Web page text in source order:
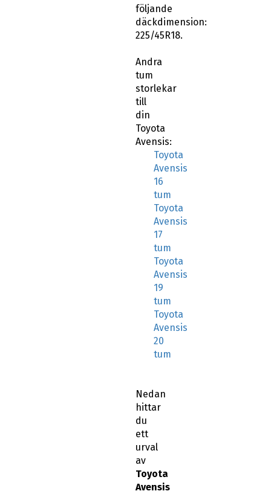
följande
däckdimension:
225/45R18.
Andra
tum
storlekar
till
din
Toyota
Avensis:
Toyota
Avensis
16
tum
Toyota
Avensis
17
tum
Toyota
Avensis
19
tum
Toyota
Avensis
20
tum
Nedan
hittar
du
ett
urval
av
Toyota
Avensis